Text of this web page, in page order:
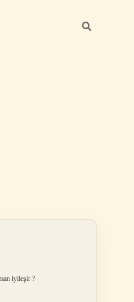
iyileşir ?